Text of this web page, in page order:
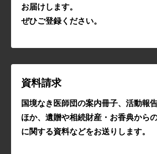
お届けします。
ぜひご登録ください。
資料請求
国境なき医師団の案内冊子、活動報
ほか、遺贈や相続財産・お香典から
に関する資料などをお送りします。